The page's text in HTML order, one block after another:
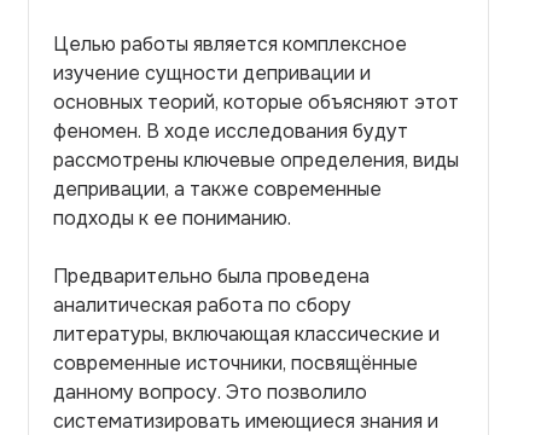
Целью работы является комплексное
изучение сущности депривации и
основных теорий, которые объясняют этот
феномен. В ходе исследования будут
рассмотрены ключевые определения, виды
депривации, а также современные
подходы к ее пониманию.
Предварительно была проведена
аналитическая работа по сбору
литературы, включающая классические и
современные источники, посвящённые
данному вопросу. Это позволило
систематизировать имеющиеся знания и